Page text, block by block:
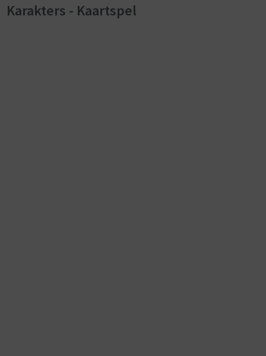
Karakters - Kaartspel